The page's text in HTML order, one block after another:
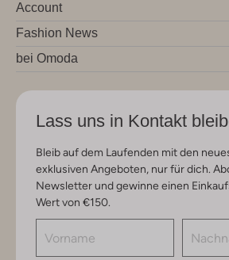
Account
Fashion News
bei Omoda
Lass uns in Kontakt
Bleib auf dem Laufenden mit den
exklusiven Angeboten, nur für dich.
Newsletter und gewinne einen
Wert von €150.